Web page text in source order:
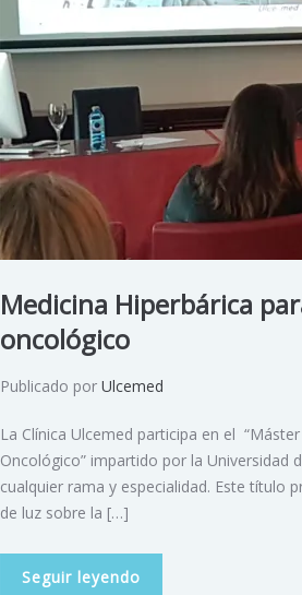
Medicina Hiperbárica
oncológico
Publicado por Ulcemed
La Clínica Ulcemed participa en el
Oncológico” impartido por la Universidad
cualquier rama y especialidad. Este título
de luz sobre la […]
Seguir leyendo